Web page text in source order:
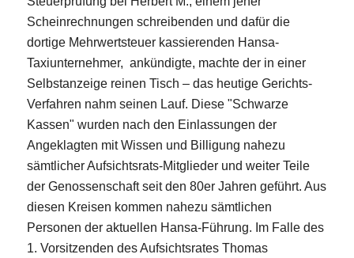
Scheinrechnungen schreibenden und dafür die
dortige Mehrwertsteuer kassierenden Hansa-
Taxiunternehmer, ankündigte, machte der in einer
Selbstanzeige reinen Tisch – das heutige Gerichts-
Verfahren nahm seinen Lauf. Diese "Schwarze
Kassen" wurden nach den Einlassungen der
Angeklagten mit Wissen und Billigung nahezu
sämtlicher Aufsichtsrats-Mitglieder und weiter Teile
der Genossenschaft seit den 80er Jahren geführt. Aus
diesen Kreisen kommen nahezu sämtlichen
Personen der aktuellen Hansa-Führung. Im Falle des
1. Vorsitzenden des Aufsichtsrates Thomas